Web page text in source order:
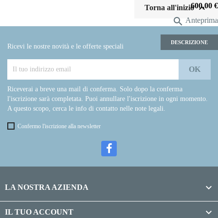
Prezzo
600,00 €
 Anteprima
DESCRIZIONE
Torna all'inizio
Ricevi le nostre novità e le offerte speciali
Riceverai a breve una mail di conferma. Solo dopo la conferma
l'iscrizione sarà completata. Puoi annullare l'iscrizione in ogni momento.
A questo scopo, cerca le info di contatto nelle note legali.
Confermo l'iscrizione alla newsletter
LA NOSTRA AZIENDA 
IL TUO ACCOUNT 